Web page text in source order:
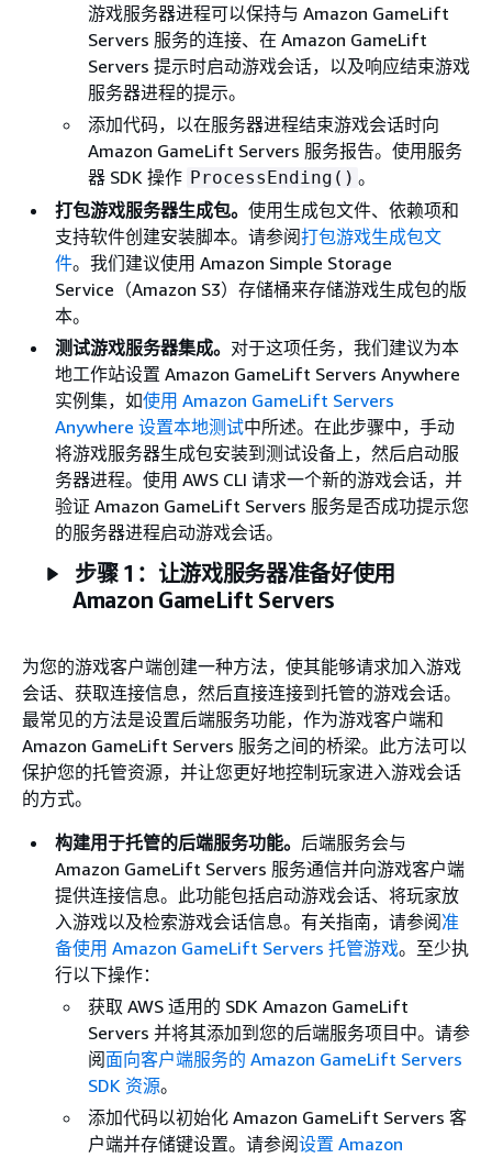
游戏服务器进程可以保持与 Amazon GameLift
Servers 服务的连接、在 Amazon GameLift
Servers 提示时启动游戏会话，以及响应结束游戏
服务器进程的提示。
添加代码，以在服务器进程结束游戏会话时向
Amazon GameLift Servers 服务报告。使用服务
器 SDK 操作 ProcessEnding() 。
打包游戏服务器生成包。 使用生成包文件、依赖项和
支持软件创建安装脚本。请参阅打包游戏生成包文
件。我们建议使用 Amazon Simple Storage
Service（Amazon S3）存储桶来存储游戏生成包的版
本。
测试游戏服务器集成。 对于这项任务，我们建议为本
地工作站设置 Amazon GameLift Servers Anywhere
实例集，如使用 Amazon GameLift Servers
Anywhere 设置本地测试中所述。在此步骤中，手动
将游戏服务器生成包安装到测试设备上，然后启动服
务器进程。使用 AWS CLI 请求一个新的游戏会话，并
验证 Amazon GameLift Servers 服务是否成功提示您
的服务器进程启动游戏会话。
步骤 1：让游戏服务器准备好使用
Amazon GameLift Servers
为您的游戏客户端创建一种方法，使其能够请求加入游戏
会话、获取连接信息，然后直接连接到托管的游戏会话。
最常见的方法是设置后端服务功能，作为游戏客户端和
Amazon GameLift Servers 服务之间的桥梁。此方法可以
保护您的托管资源，并让您更好地控制玩家进入游戏会话
的方式。
构建用于托管的后端服务功能。 后端服务会与
Amazon GameLift Servers 服务通信并向游戏客户端
提供连接信息。此功能包括启动游戏会话、将玩家放
入游戏以及检索游戏会话信息。有关指南，请参阅准
备使用 Amazon GameLift Servers 托管游戏。至少执
行以下操作：
获取 AWS 适用的 SDK Amazon GameLift
Servers 并将其添加到您的后端服务项目中。请参
阅面向客户端服务的 Amazon GameLift Servers
SDK 资源。
添加代码以初始化 Amazon GameLift Servers 客
户端并存储键设置。请参阅设置 Amazon